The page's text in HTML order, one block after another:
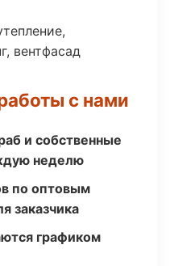
вентфасад
с нами
и собственные
неделю
по оптовым
заказчика
графиком